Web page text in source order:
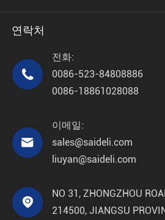
연락처

전화:
0086-523-84808886
0086-18861028088

이메일:
sales@saideli.com
liuyan@saideli.com

NO 31, ZHONGZHOU
214500, JIANGSU